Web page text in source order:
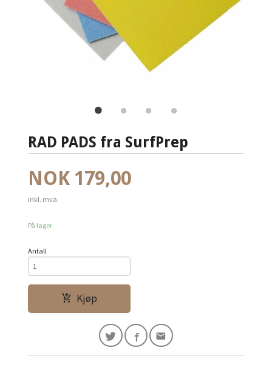
RAD PADS fra SurfPrep
Pris
NOK 179,00
inkl. mva.
På lager
Antall
Kjøp